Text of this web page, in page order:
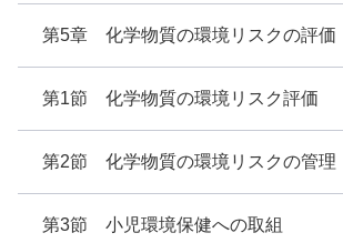
第5章 化学物質の環境リスクの評価
第1節 化学物質の環境リスク評価
第2節 化学物質の環境リスクの管理
第3節 小児環境保健への取組